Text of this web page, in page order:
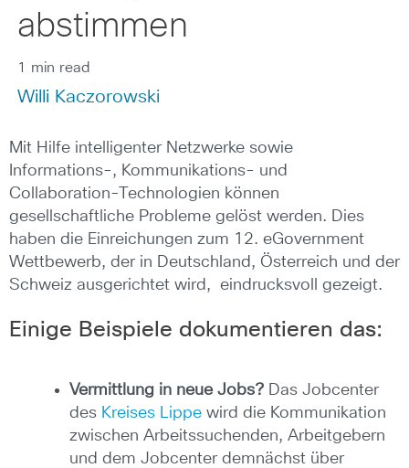
abstimmen
1 min read
Willi Kaczorowski
Mit Hilfe intelligenter Netzwerke sowie
Informations-, Kommunikations- und
Collaboration-Technologien können
gesellschaftliche Probleme gelöst werden. Dies
haben die Einreichungen zum 12. eGovernment
Wettbewerb, der in Deutschland, Österreich und der
Schweiz ausgerichtet wird, eindrucksvoll gezeigt.
Einige Beispiele dokumentieren das:
Vermittlung in neue Jobs? Das Jobcenter
des Kreises Lippe wird die Kommunikation
zwischen Arbeitssuchenden, Arbeitgebern
und dem Jobcenter demnächst über